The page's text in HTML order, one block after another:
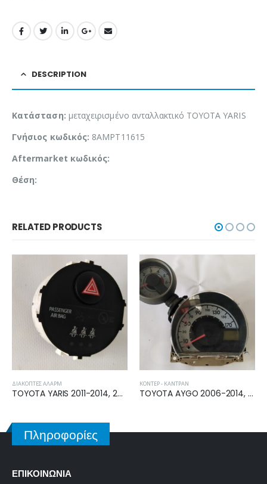
DESCRIPTION
Κατάσταση: μεταχειρισμένο ανταλλακτικό TOYOTA YARIS
Γνήσιος κωδικός: 8AMPT11615
Aftermarket κωδικός:
Θέση:
RELATED PRODUCTS
TOYOTA YARIS 2011-2014, 2014-2017 ΔΙΑΚΟΠΤΗΣ ΑΛΑΡΜ 839500D050
ΚΟΝΤΈΡ - ΚΑΝΤΡΆΝ
TOYOTA AYGO 2006-2014, CITROEN C1 2006-2014, PEUGEOT 107 2006-2014 ΚΟΝΤΕΡ 83800-0H032
ΑΕΡΌΣΑΚΟΙ ΟΥΡΑΝΟΎ
Πληροφορίες
ΕΠΙΚΟΙΝΩΝΊΑ